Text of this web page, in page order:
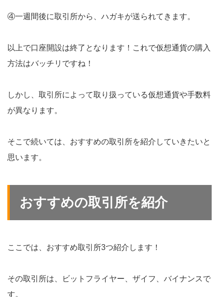
④一週間後に取引所から、ハガキが送られてきます。
以上で口座開設は終了となります！これで仮想通貨の購入
方法はバッチリですね！
しかし、取引所によって取り扱っている仮想通貨や手数料
が異なります。
そこで続いては、おすすめの取引所を紹介していきたいと
思います。
おすすめの取引所を紹介
ここでは、おすすめ取引所3つ紹介します！
その取引所は、ビットフライヤー、ザイフ、バイナンスで
す。